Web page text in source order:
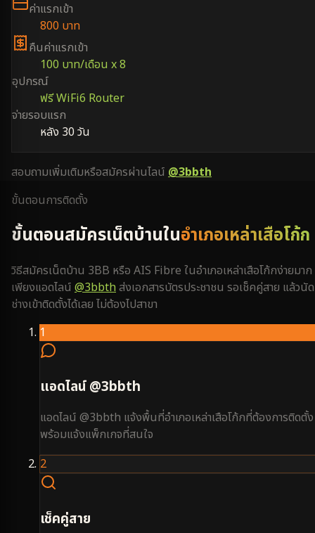
ค่าแรกเข้า
800 บาท
คืนค่าแรกเข้า
100 บาท/เดือน x 8
อุปกรณ์
ฟรี WiFi6 Router
จ่ายรอบแรก
หลัง 30 วัน
สอบถามเพิ่มเติมหรือสมัครผ่านไลน์ @3bbth
ขั้นตอนการติดตั้ง
ขั้นตอนสมัครเน็ตบ้านในอำเภอเหล่าเสือโก้ก
วิธีสมัครเน็ตบ้าน 3BB หรือ AIS Fibre ในอำเภอเหล่าเสือโก้กง่ายมาก
เพียงแอดไลน์ @3bbthส่งเอกสารบัตรประชาชน รอเช็คคู่สาย แล้วนัด
ช่างเข้าติดตั้งได้เลย ไม่ต้องไปสาขา
1
แอดไลน์ @3bbth
แอดไลน์ @3bbth แจ้งพื้นที่อำเภอเหล่าเสือโก้กที่ต้องการติดตั้ง
พร้อมแจ้งแพ็กเกจที่สนใจ
2
เช็คคู่สาย